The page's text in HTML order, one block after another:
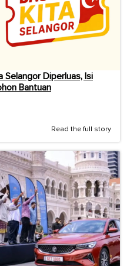
Selangor Diperluas, Isi
Bantuan
Read the full story